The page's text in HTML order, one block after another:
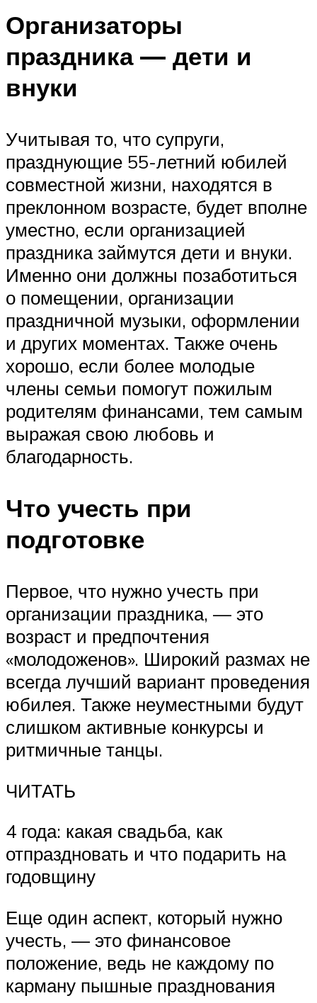
Организаторы
праздника — дети и
внуки
Учитывая то, что супруги,
празднующие 55-летний юбилей
совместной жизни, находятся в
преклонном возрасте, будет вполне
уместно, если организацией
праздника займутся дети и внуки.
Именно они должны позаботиться
о помещении, организации
праздничной музыки, оформлении
и других моментах. Также очень
хорошо, если более молодые
члены семьи помогут пожилым
родителям финансами, тем самым
выражая свою любовь и
благодарность.
Что учесть при
подготовке
Первое, что нужно учесть при
организации праздника, — это
возраст и предпочтения
«молодоженов». Широкий размах не
всегда лучший вариант проведения
юбилея. Также неуместными будут
слишком активные конкурсы и
ритмичные танцы.
ЧИТАТЬ
4 года: какая свадьба, как
отпраздновать и что подарить на
годовщину
Еще один аспект, который нужно
учесть, — это финансовое
положение, ведь не каждому по
карману пышные празднования